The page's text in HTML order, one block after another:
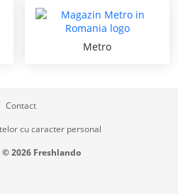
Metro
Contact
cu caracter personal
2026 Freshlando